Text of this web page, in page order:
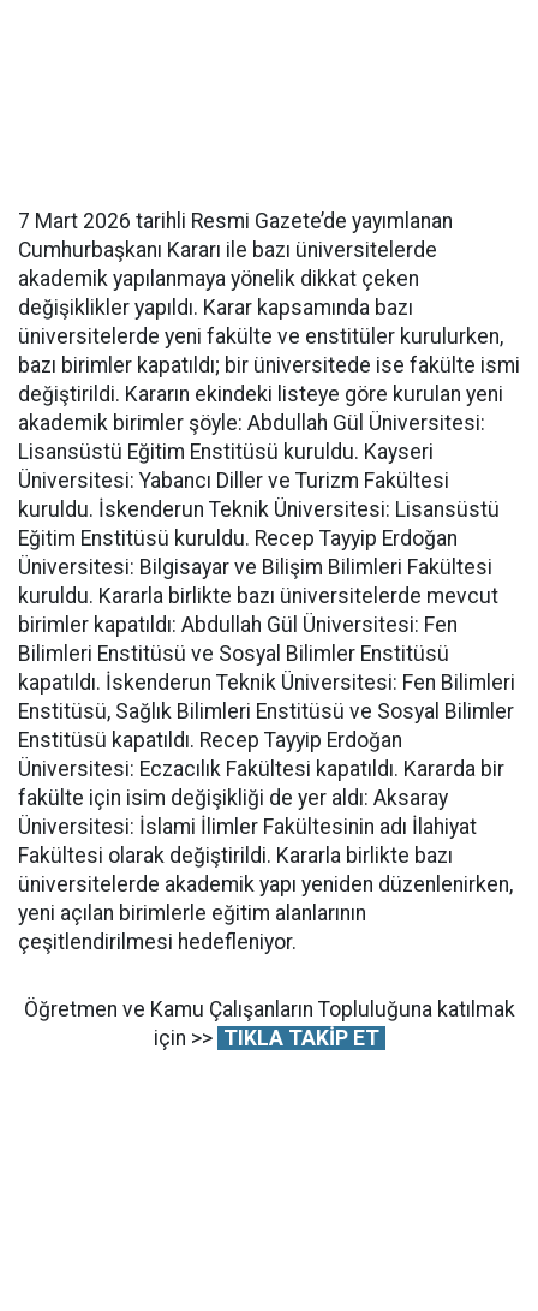
7 Mart 2026 tarihli Resmi Gazete’de yayımlanan
Cumhurbaşkanı Kararı ile bazı üniversitelerde
akademik yapılanmaya yönelik dikkat çeken
değişiklikler yapıldı. Karar kapsamında bazı
üniversitelerde yeni fakülte ve enstitüler kurulurken,
bazı birimler kapatıldı; bir üniversitede ise fakülte ismi
değiştirildi. Kararın ekindeki listeye göre kurulan yeni
akademik birimler şöyle: Abdullah Gül Üniversitesi:
Lisansüstü Eğitim Enstitüsü kuruldu. Kayseri
Üniversitesi: Yabancı Diller ve Turizm Fakültesi
kuruldu. İskenderun Teknik Üniversitesi: Lisansüstü
Eğitim Enstitüsü kuruldu. Recep Tayyip Erdoğan
Üniversitesi: Bilgisayar ve Bilişim Bilimleri Fakültesi
kuruldu. Kararla birlikte bazı üniversitelerde mevcut
birimler kapatıldı: Abdullah Gül Üniversitesi: Fen
Bilimleri Enstitüsü ve Sosyal Bilimler Enstitüsü
kapatıldı. İskenderun Teknik Üniversitesi: Fen Bilimleri
Enstitüsü, Sağlık Bilimleri Enstitüsü ve Sosyal Bilimler
Enstitüsü kapatıldı. Recep Tayyip Erdoğan
Üniversitesi: Eczacılık Fakültesi kapatıldı. Kararda bir
fakülte için isim değişikliği de yer aldı: Aksaray
Üniversitesi: İslami İlimler Fakültesinin adı İlahiyat
Fakültesi olarak değiştirildi. Kararla birlikte bazı
üniversitelerde akademik yapı yeniden düzenlenirken,
yeni açılan birimlerle eğitim alanlarının
çeşitlendirilmesi hedefleniyor.
Öğretmen ve Kamu Çalışanların Topluluğuna katılmak
için >> TIKLA TAKİP ET